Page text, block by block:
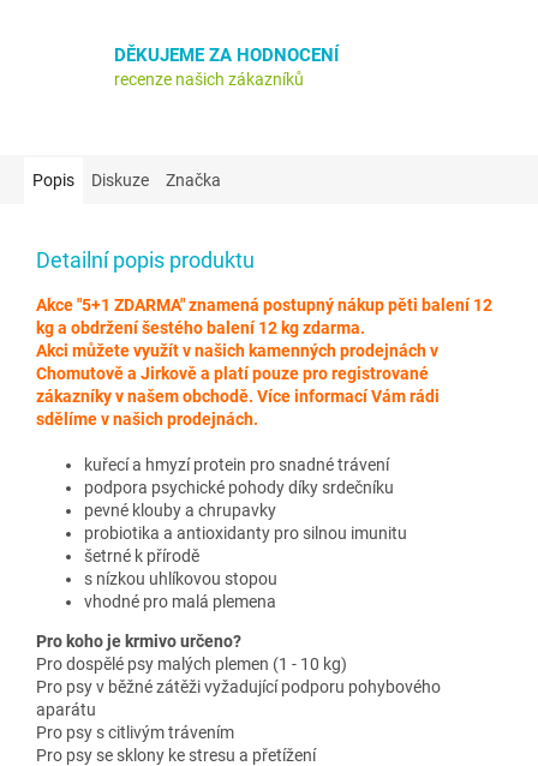
DĚKUJEME ZA HODNOCENÍ
recenze našich zákazníků
Popis Diskuze Značka
Detailní popis produktu
Akce "5+1 ZDARMA" znamená postupný nákup pěti balení 12
kg a obdržení šestého balení 12 kg zdarma.
Akci můžete využít v našich kamenných prodejnách v
Chomutově a Jirkově a platí pouze pro registrované
zákazníky v našem obchodě. Více informací Vám rádi
sdělíme v našich prodejnách.
kuřecía hmyzíprotein pro snadnétrávení
podpora psychické pohody díky srdečníku
pevné klouby a chrupavky
probiotika a antioxidanty pro silnou imunitu
šetrné k přírodě
s nízkou uhl íkovou stopou
vhodné pro mal á plemena
Pro koho je krmivo určeno?
Pro dospělé psy malých plemen (1 - 10 kg)
Pro psy v běžné zátěži vyžadující podporu pohybového
aparátu
Pro psy s citlivým trávením
Pro psy se sklony ke stresu a přetížení